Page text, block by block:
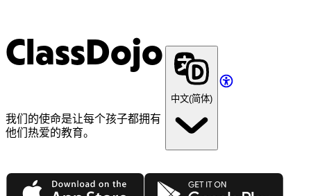
ClassDojo
我们的使命是让每个孩子都拥有
他们热爱的教育。
中文(简体)
App Store Google Play